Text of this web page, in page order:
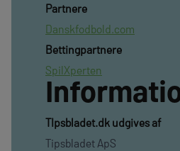
Partnere
Danskfodbold.com
Bettingpartnere
SpilXperten
TIpsbladet.dk udgives af
Tipsbladet ApS